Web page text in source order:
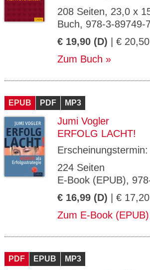
208 Seiten, 23,0 x
Buch, 978-3-89749-
€ 19,90 (D) | €
Zum Buch
EPUB PDF MP3
Jumi Vogler
ERFOLG LACHT!
Erscheinungstermin:
224 Seiten
E-Book (EPUB),
€ 16,99 (D) | €
Zum E-Book (EPUB)
PDF EPUB MP3